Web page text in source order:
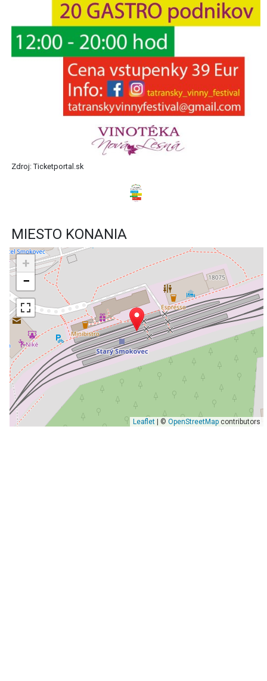
Zdroj: Ticketportal.sk
MIESTO KONANIA
+
−
Leaflet| © OpenStreetMapcontributors